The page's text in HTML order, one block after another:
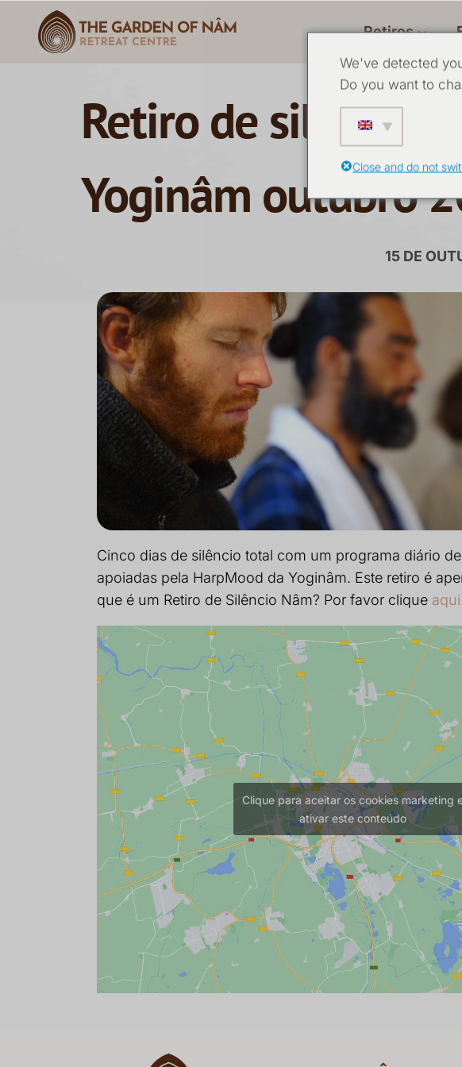
Retiros
Retiro de silêncio
Yoginâm outubro
15 DE
Cinco dias de silêncio total com um programa diário
apoiadas pela HarpMood da Yoginâm. Este retiro é
que é um Retiro de Silêncio Nâm? Por favor clique aqui
Clique para aceitar os cookies marketing
ativar este conteúdo
We've detected
Do you want to
Close and do not